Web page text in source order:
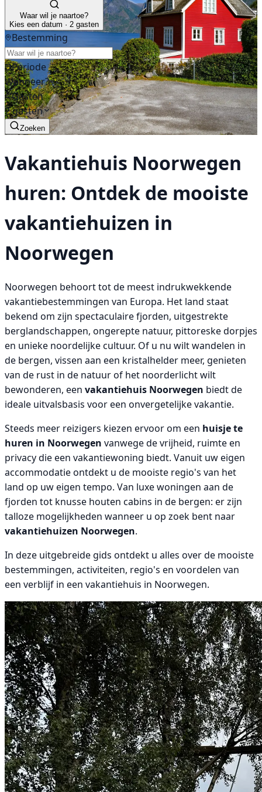
Waar wil je naartoe?
Kies een datum · 2 gasten
Bestemming
Periode
Wanneer?
Gasten
2 gasten
Zoeken
Vakantiehuis Noorwegen
huren: Ontdek de mooiste
vakantiehuizen in
Noorwegen
Noorwegen behoort tot de meest indrukwekkende
vakantiebestemmingen van Europa. Het land staat
bekend om zijn spectaculaire fjorden, uitgestrekte
berglandschappen, ongerepte natuur, pittoreske dorpjes
en unieke noordelijke cultuur. Of u nu wilt wandelen in
de bergen, vissen aan een kristalhelder meer, genieten
van de rust in de natuur of het noorderlicht wilt
bewonderen, een vakantiehuis Noorwegen biedt de
ideale uitvalsbasis voor een onvergetelijke vakantie.
Steeds meer reizigers kiezen ervoor om een huisje te
huren in Noorwegen vanwege de vrijheid, ruimte en
privacy die een vakantiewoning biedt. Vanuit uw eigen
accommodatie ontdekt u de mooiste regio's van het
land op uw eigen tempo. Van luxe woningen aan de
fjorden tot knusse houten cabins in de bergen: er zijn
talloze mogelijkheden wanneer u op zoek bent naar
vakantiehuizen Noorwegen.
In deze uitgebreide gids ontdekt u alles over de mooiste
bestemmingen, activiteiten, regio's en voordelen van
een verblijf in een vakantiehuis in Noorwegen.